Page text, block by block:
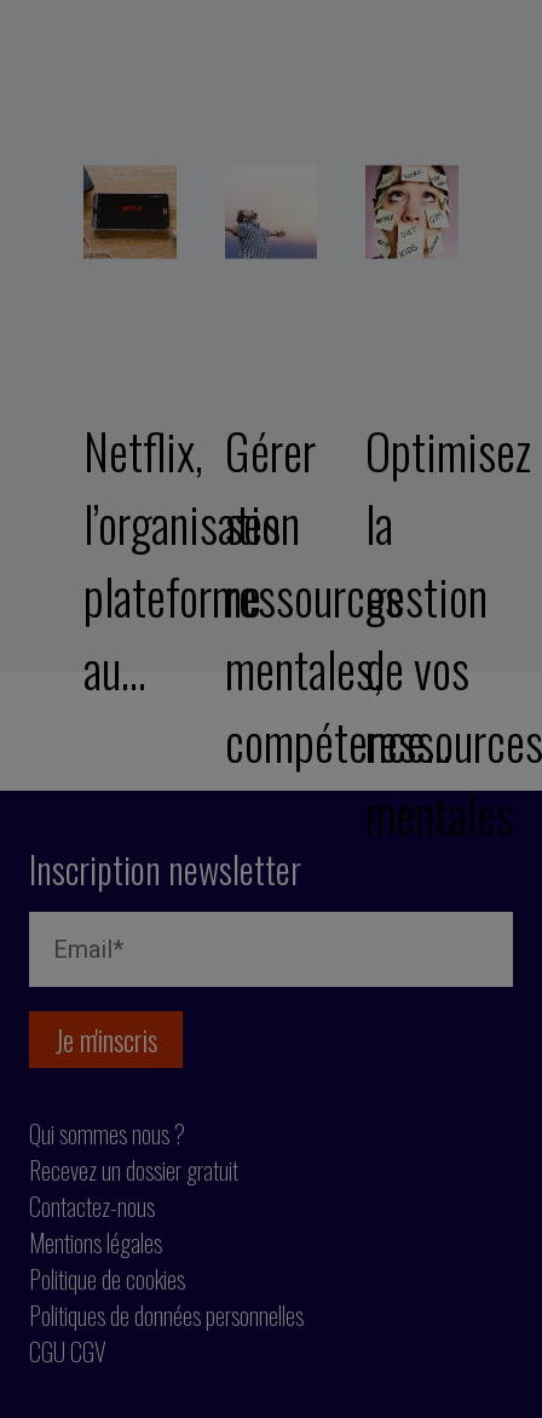
Netflix,
l’organisation
plateforme
au…
Gérer
ses
ressources
mentales,
compétence…
Optimisez
la
gestion
de vos
mentales
Inscription newsletter
Qui sommes nous ?
Recevez un dossier gratuit
Contactez-nous
Mentions légales
Politique de cookies
Politiques de données personnelles
CGU CGV